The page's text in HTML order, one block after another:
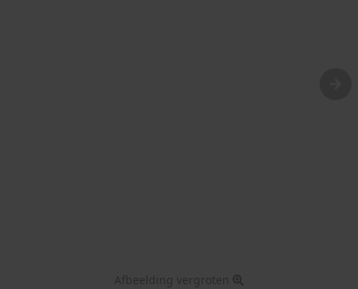
Afbeelding vergroten